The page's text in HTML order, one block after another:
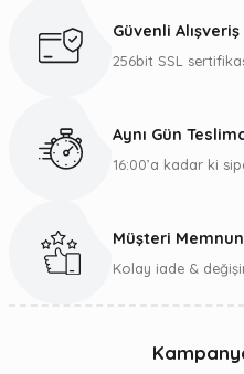
Güvenli Alışveriş
256bit SSL
Aynı Gün
16:00’a kadar ki
Müşteri
Kolay iade &